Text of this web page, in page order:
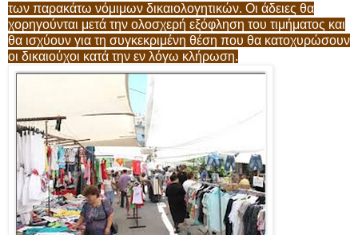
των παρακάτω νόμιμων δικαιολογητικών. Οι άδειες θα
χορηγούνται μετά την ολοσχερή εξόφληση του τιμήματος και
θα ισχύουν για τη συγκεκριμένη θέση που θα κατοχυρώσουν
οι δικαιούχοι κατά την εν λόγω κλήρωση.